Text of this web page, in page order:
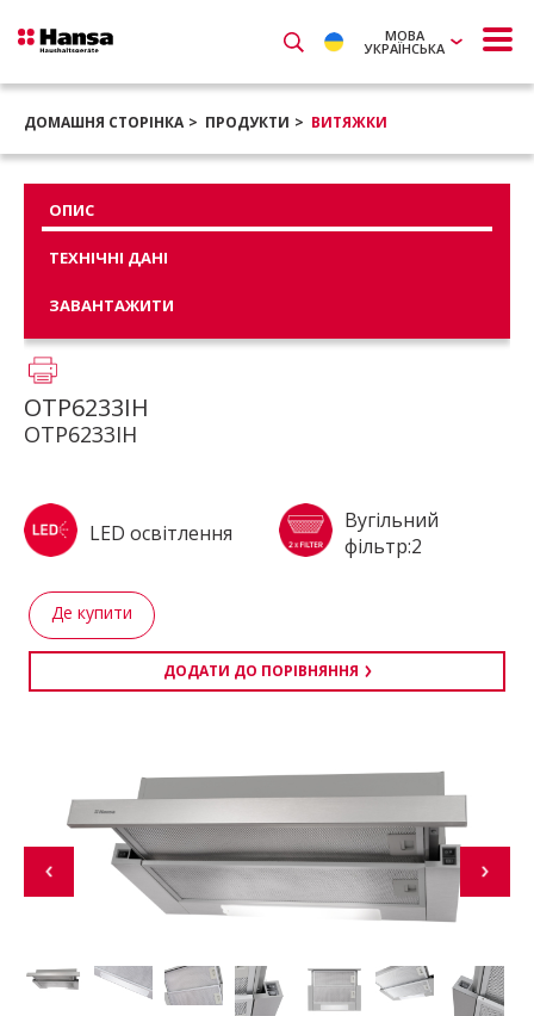
МОВА
УКРАЇНСЬКА
ДОМАШНЯ СТОРІНКА ПРОДУКТИ ВИТЯЖКИ
ОПИС
ТЕХНІЧНІ ДАНІ
ЗАВАНТАЖИТИ
OTP6233IH
OTP6233IH
LED освітлення
Вугільний
фільтр:2
Де купити
ДОДАТИ ДО ПОРІВНЯННЯ